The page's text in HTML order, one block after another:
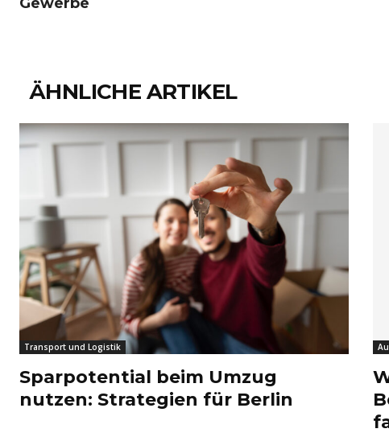
ÄHNLICHE ARTIKEL
Transport und Logistik
Sparpotential beim Umzug
nutzen: Strategien für Berlin